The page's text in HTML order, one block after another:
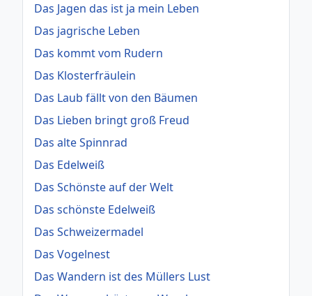
Das Jagen das ist ja mein Leben
Das jagrische Leben
Das kommt vom Rudern
Das Klosterfräulein
Das Laub fällt von den Bäumen
Das Lieben bringt groß Freud
Das alte Spinnrad
Das Edelweiß
Das Schönste auf der Welt
Das schönste Edelweiß
Das Schweizermadel
Das Vogelnest
Das Wandern ist des Müllers Lust